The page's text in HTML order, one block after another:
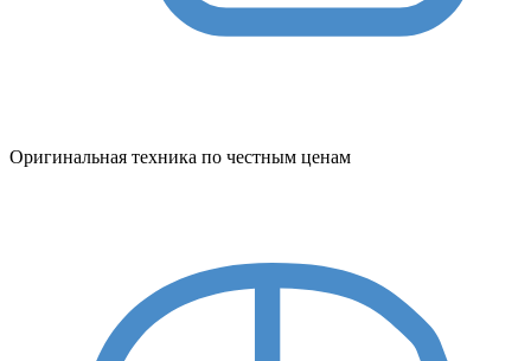
Оригинальная техника по честным ценам